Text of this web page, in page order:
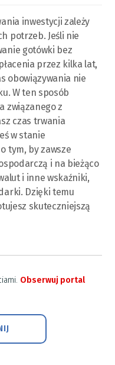
inwestycji zależy
potrzeb. Jeśli nie
gotówki bez
przez kilka lat,
obowiązywania nie
W ten sposób
związanego z
czas trwania
w stanie
tym, by zawsze
i na bieżąco
i inne wskaźniki,
Dzięki temu
skuteczniejszą
Obserwuj portal